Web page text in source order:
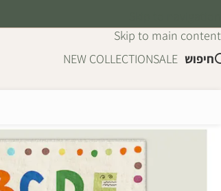
Skip to main content
חיפוש SALE
NEW COLLECTION